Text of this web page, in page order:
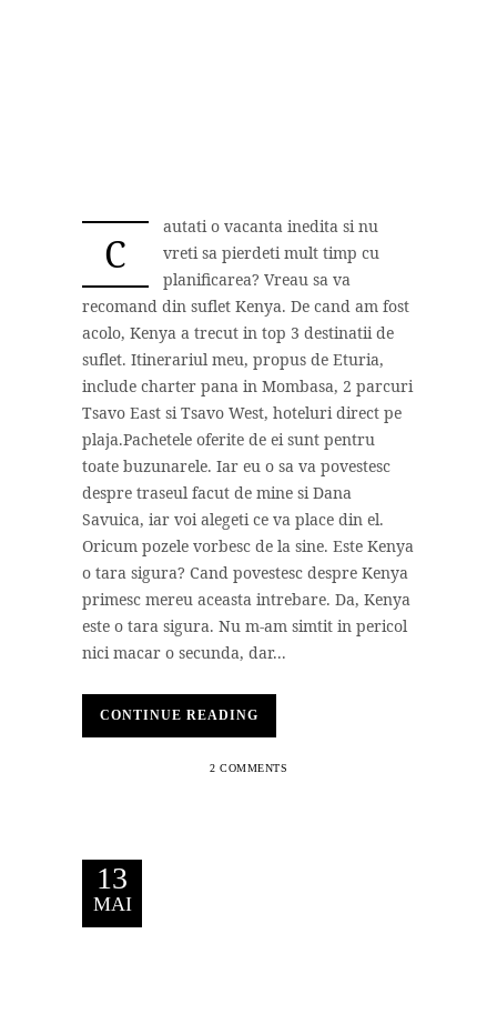
C
autati o vacanta inedita si nu
vreti sa pierdeti mult timp cu
planificarea? Vreau sa va
recomand din suflet Kenya. De cand am fost
acolo, Kenya a trecut in top 3 destinatii de
suflet. Itinerariul meu, propus de Eturia,
include charter pana in Mombasa, 2 parcuri
Tsavo East si Tsavo West, hoteluri direct pe
plaja.Pachetele oferite de ei sunt pentru
toate buzunarele. Iar eu o sa va povestesc
despre traseul facut de mine si Dana
Savuica, iar voi alegeti ce va place din el.
Oricum pozele vorbesc de la sine. Este Kenya
o tara sigura? Cand povestesc despre Kenya
primesc mereu aceasta intrebare. Da, Kenya
este o tara sigura. Nu m-am simtit in pericol
nici macar o secunda, dar...
CONTINUE READING
2 COMMENTS
13
MAI